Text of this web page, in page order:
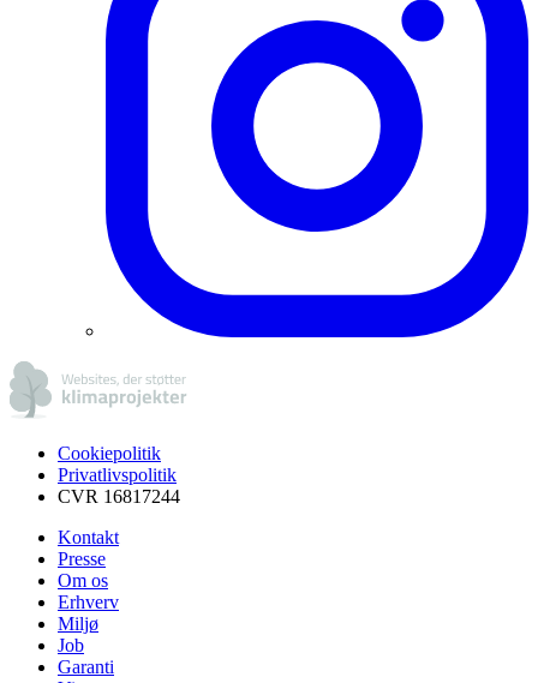
Cookiepolitik
Privatlivspolitik
CVR 16817244
Kontakt
Presse
Om os
Erhverv
Miljø
Job
Garanti